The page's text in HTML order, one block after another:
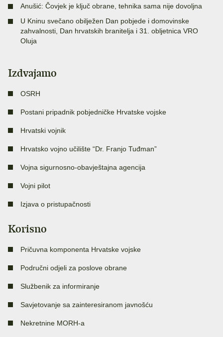
Anušić: Čovjek je ključ obrane, tehnika sama nije dovoljna
U Kninu svečano obilježen Dan pobjede i domovinske
zahvalnosti, Dan hrvatskih branitelja i 31. obljetnica VRO
Oluja
Izdvajamo
OSRH
Postani pripadnik pobjedničke Hrvatske vojske
Hrvatski vojnik
Hrvatsko vojno učilište “Dr. Franjo Tuđman”
Vojna sigurnosno-obavještajna agencija
Vojni pilot
Izjava o pristupačnosti
Korisno
Pričuvna komponenta Hrvatske vojske
Područni odjeli za poslove obrane
Službenik za informiranje
Savjetovanje sa zainteresiranom javnošću
Nekretnine MORH-a